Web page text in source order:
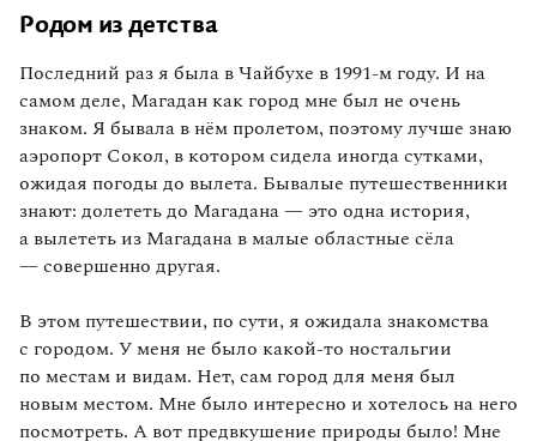
Родом из детства
Последний раз я была в Чайбухе в 1991-м году. И на
самом деле, Магадан как город мне был не очень
знаком. Я бывала в нём пролетом, поэтому лучше знаю
аэропорт Сокол, в котором сидела иногда сутками,
ожидая погоды до вылета. Бывалые путешественники
знают: долететь до Магадана — это одна история,
а вылететь из Магадана в малые областные сёла
— совершенно другая.
В этом путешествии, по сути, я ожидала знакомства
с городом. У меня не было какой‑то ностальгии
по местам и видам. Нет, сам город для меня был
новым местом. Мне было интересно и хотелось на него
посмотреть. А вот предвкушение природы было! Мне